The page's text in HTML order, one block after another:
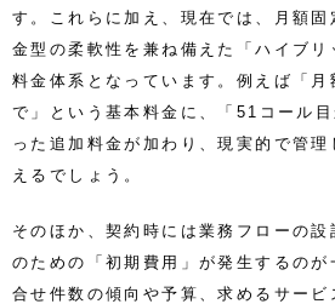
す。これらに加え、現在では、月額固
金型の柔軟性を兼ね備えた「ハイブリ
料金体系となっています。例えば「
で」という基本料金に、「51コール
った追加料金が加わり、現実的で管
えるでしょう。
そのほか、契約時には業務フローの
のための「初期費用」が発生するのが
合せ件数の傾向や予算、求めるサービ